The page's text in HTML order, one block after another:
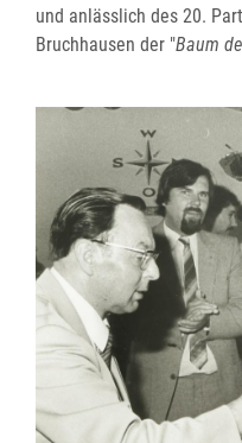
und anlässlich des 20.
Bruchhausen der "Baum